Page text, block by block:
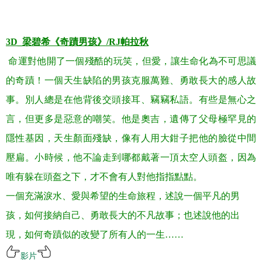
3D_ 梁碧希《奇蹟男孩》 /RJ帕拉秋
命運對他開了一個殘酷的玩笑，但愛，讓生命化為不可思議
的奇蹟！一個天生缺陷的男孩克服萬難、勇敢長大的感人故
事。
別人總是在他背後交頭接耳、竊竊私語。有些是無心之
言，但更多是惡意的嘲笑。他是奧吉，遺傳了父母極罕見的
隱性基因，天生顏面殘缺，像有人用大鉗子把他的臉從中間
壓扁。小時候，他不論走到哪都戴著一頂太空人頭盔，因為
唯有躲在頭盔之下，才不會有人對他指指點點。
一個充滿淚水、愛與希望的生命旅程，述說一個平凡的男
孩，如何接納自己、勇敢長大的不凡故事；也述說他的出
現，如何奇蹟似的改變了所有人的一生……
影片